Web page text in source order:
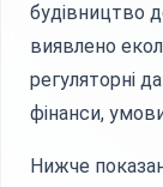
будівництво
виявлено
регуляторні
фінанси,
Нижче